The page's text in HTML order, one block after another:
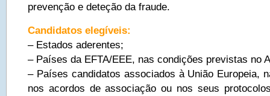
prevenção e deteção da fraude.
Candidatos elegíveis:
– Estados aderentes;
– Países da EFTA/EEE, nas condições previstas no
– Países candidatos associados à União Europeia,
nos acordos de associação ou nos seus